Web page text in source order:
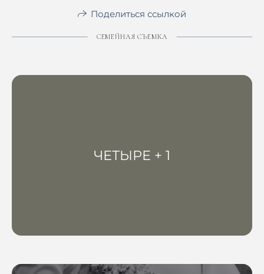
Поделиться ссылкой
СЕМЕЙНАЯ СЪЕМКА
ЧЕТЫРЕ + 1